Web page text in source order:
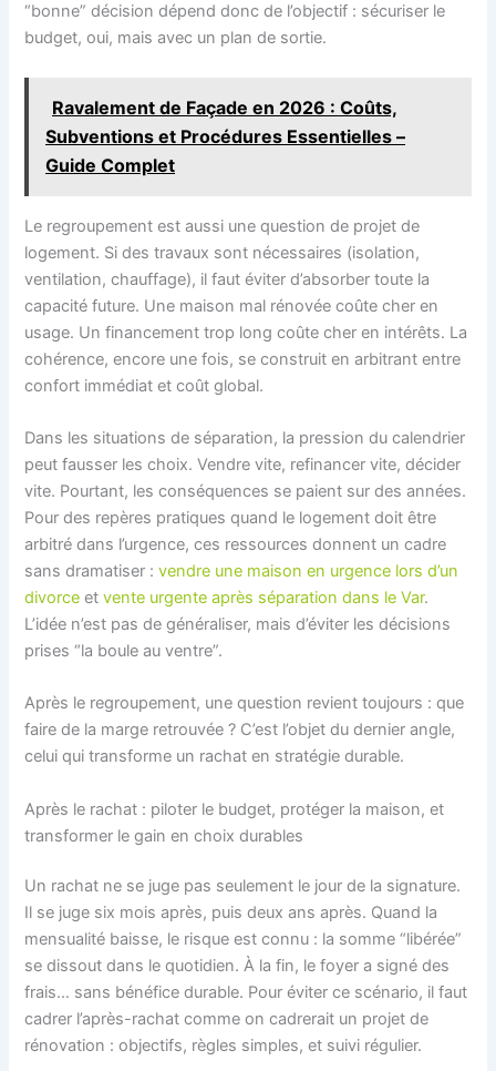
“bonne” décision dépend donc de l’objectif : sécuriser le
budget, oui, mais avec un plan de sortie.
Ravalement de Façade en 2026 : Coûts,
Subventions et Procédures Essentielles –
Guide Complet
Le regroupement est aussi une question de projet de
logement. Si des travaux sont nécessaires (isolation,
ventilation, chauffage), il faut éviter d’absorber toute la
capacité future. Une maison mal rénovée coûte cher en
usage. Un financement trop long coûte cher en intérêts. La
cohérence, encore une fois, se construit en arbitrant entre
confort immédiat et coût global.
Dans les situations de séparation, la pression du calendrier
peut fausser les choix. Vendre vite, refinancer vite, décider
vite. Pourtant, les conséquences se paient sur des années.
Pour des repères pratiques quand le logement doit être
arbitré dans l’urgence, ces ressources donnent un cadre
sans dramatiser :vendre une maison en urgence lors d’un
divorce etvente urgente après séparation dans le Var.
L’idée n’est pas de généraliser, mais d’éviter les décisions
prises “la boule au ventre”.
Après le regroupement, une question revient toujours : que
faire de la marge retrouvée ? C’est l’objet du dernier angle,
celui qui transforme un rachat en stratégie durable.
Après le rachat : piloter le budget, protéger la maison, et
transformer le gain en choix durables
Un rachat ne se juge pas seulement le jour de la signature.
Il se juge six mois après, puis deux ans après. Quand la
mensualité baisse, le risque est connu : la somme “libérée”
se dissout dans le quotidien. À la fin, le foyer a signé des
frais… sans bénéfice durable. Pour éviter ce scénario, il faut
cadrer l’après-rachat comme on cadrerait un projet de
rénovation : objectifs, règles simples, et suivi régulier.